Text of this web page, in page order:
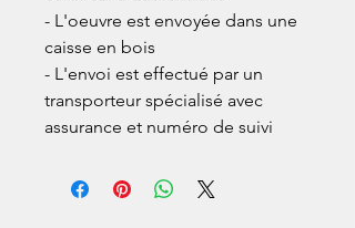
- L'oeuvre est envoyée dans une
caisse en bois
- L'envoi est effectué par un
transporteur spécialisé avec
assurance et numéro de suivi